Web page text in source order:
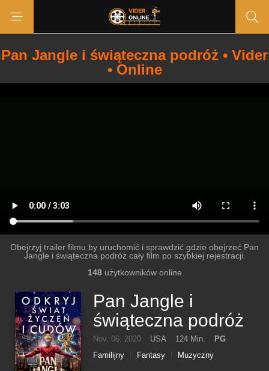
Pan Jangle i świąteczna podróż • Vider
• Online
Obejrzyj trailer filmu by uruchomić i sprawdzić gdzie obejrzeć Pan
Jangle i świąteczna podróż cały film po szybkiej rejestracji.
148użytkowników online
Pan Jangle i
świąteczna podróż
Nov. 06, 2020 USA 124 Min.
PG
Familijny
Fantasy Muzyczny